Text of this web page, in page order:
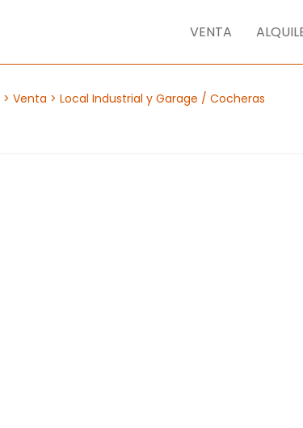
VENTA
> Venta > Local Industrial y Garage / Cocheras